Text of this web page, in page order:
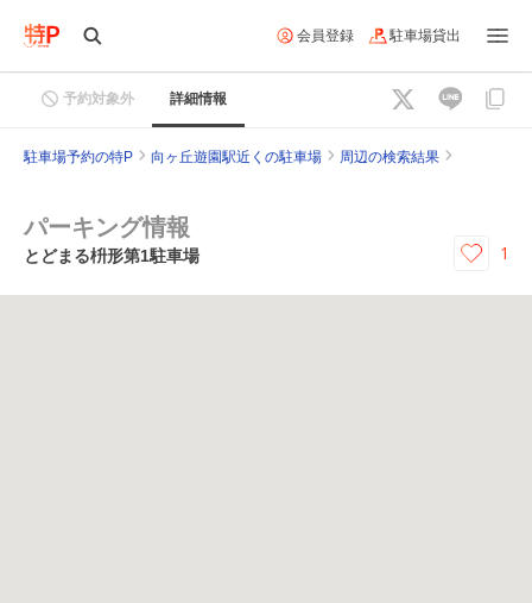
会員登録 駐車場貸出
予約対象外 詳細情報
駐車場予約の特P 向ヶ丘遊園駅近くの駐車場 周辺の検索結果
パーキング情報
とどまる枡形第1駐車場 1